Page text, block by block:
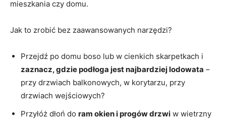
mieszkania czy domu.
Jak to zrobić bez zaawansowanych narzędzi?
Przejdź po domu boso lub w cienkich skarpetkach i
zaznacz, gdzie podłoga jest najbardziej lodowata –
przy drzwiach balkonowych, w korytarzu, przy
drzwiach wejściowych?
Przyłóż dłoń do ram okien i progów drzwi w wietrzny